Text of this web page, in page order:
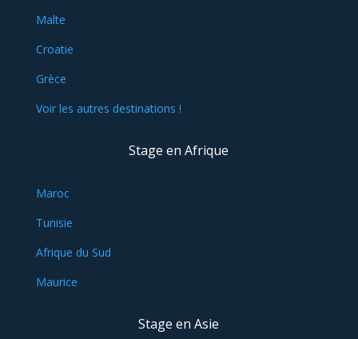
Malte
Croatie
Grèce
Voir les autres destinations !
Stage en Afrique
Maroc
Tunisie
Afrique du Sud
Maurice
Stage en Asie